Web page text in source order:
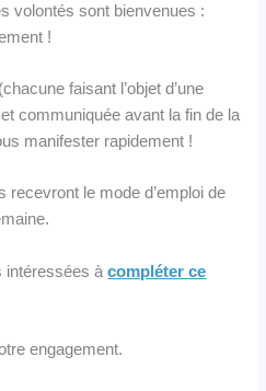
volontés sont bienvenues :
!
faisant l’objet d’une
communiquée avant la fin de la
manifester rapidement !
recevront le mode d’emploi de
intéressées àcompléter ce
engagement.